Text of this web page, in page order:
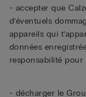
- accepter que
d’éventuels
appareils qui
données
responsabilité
- décharger le